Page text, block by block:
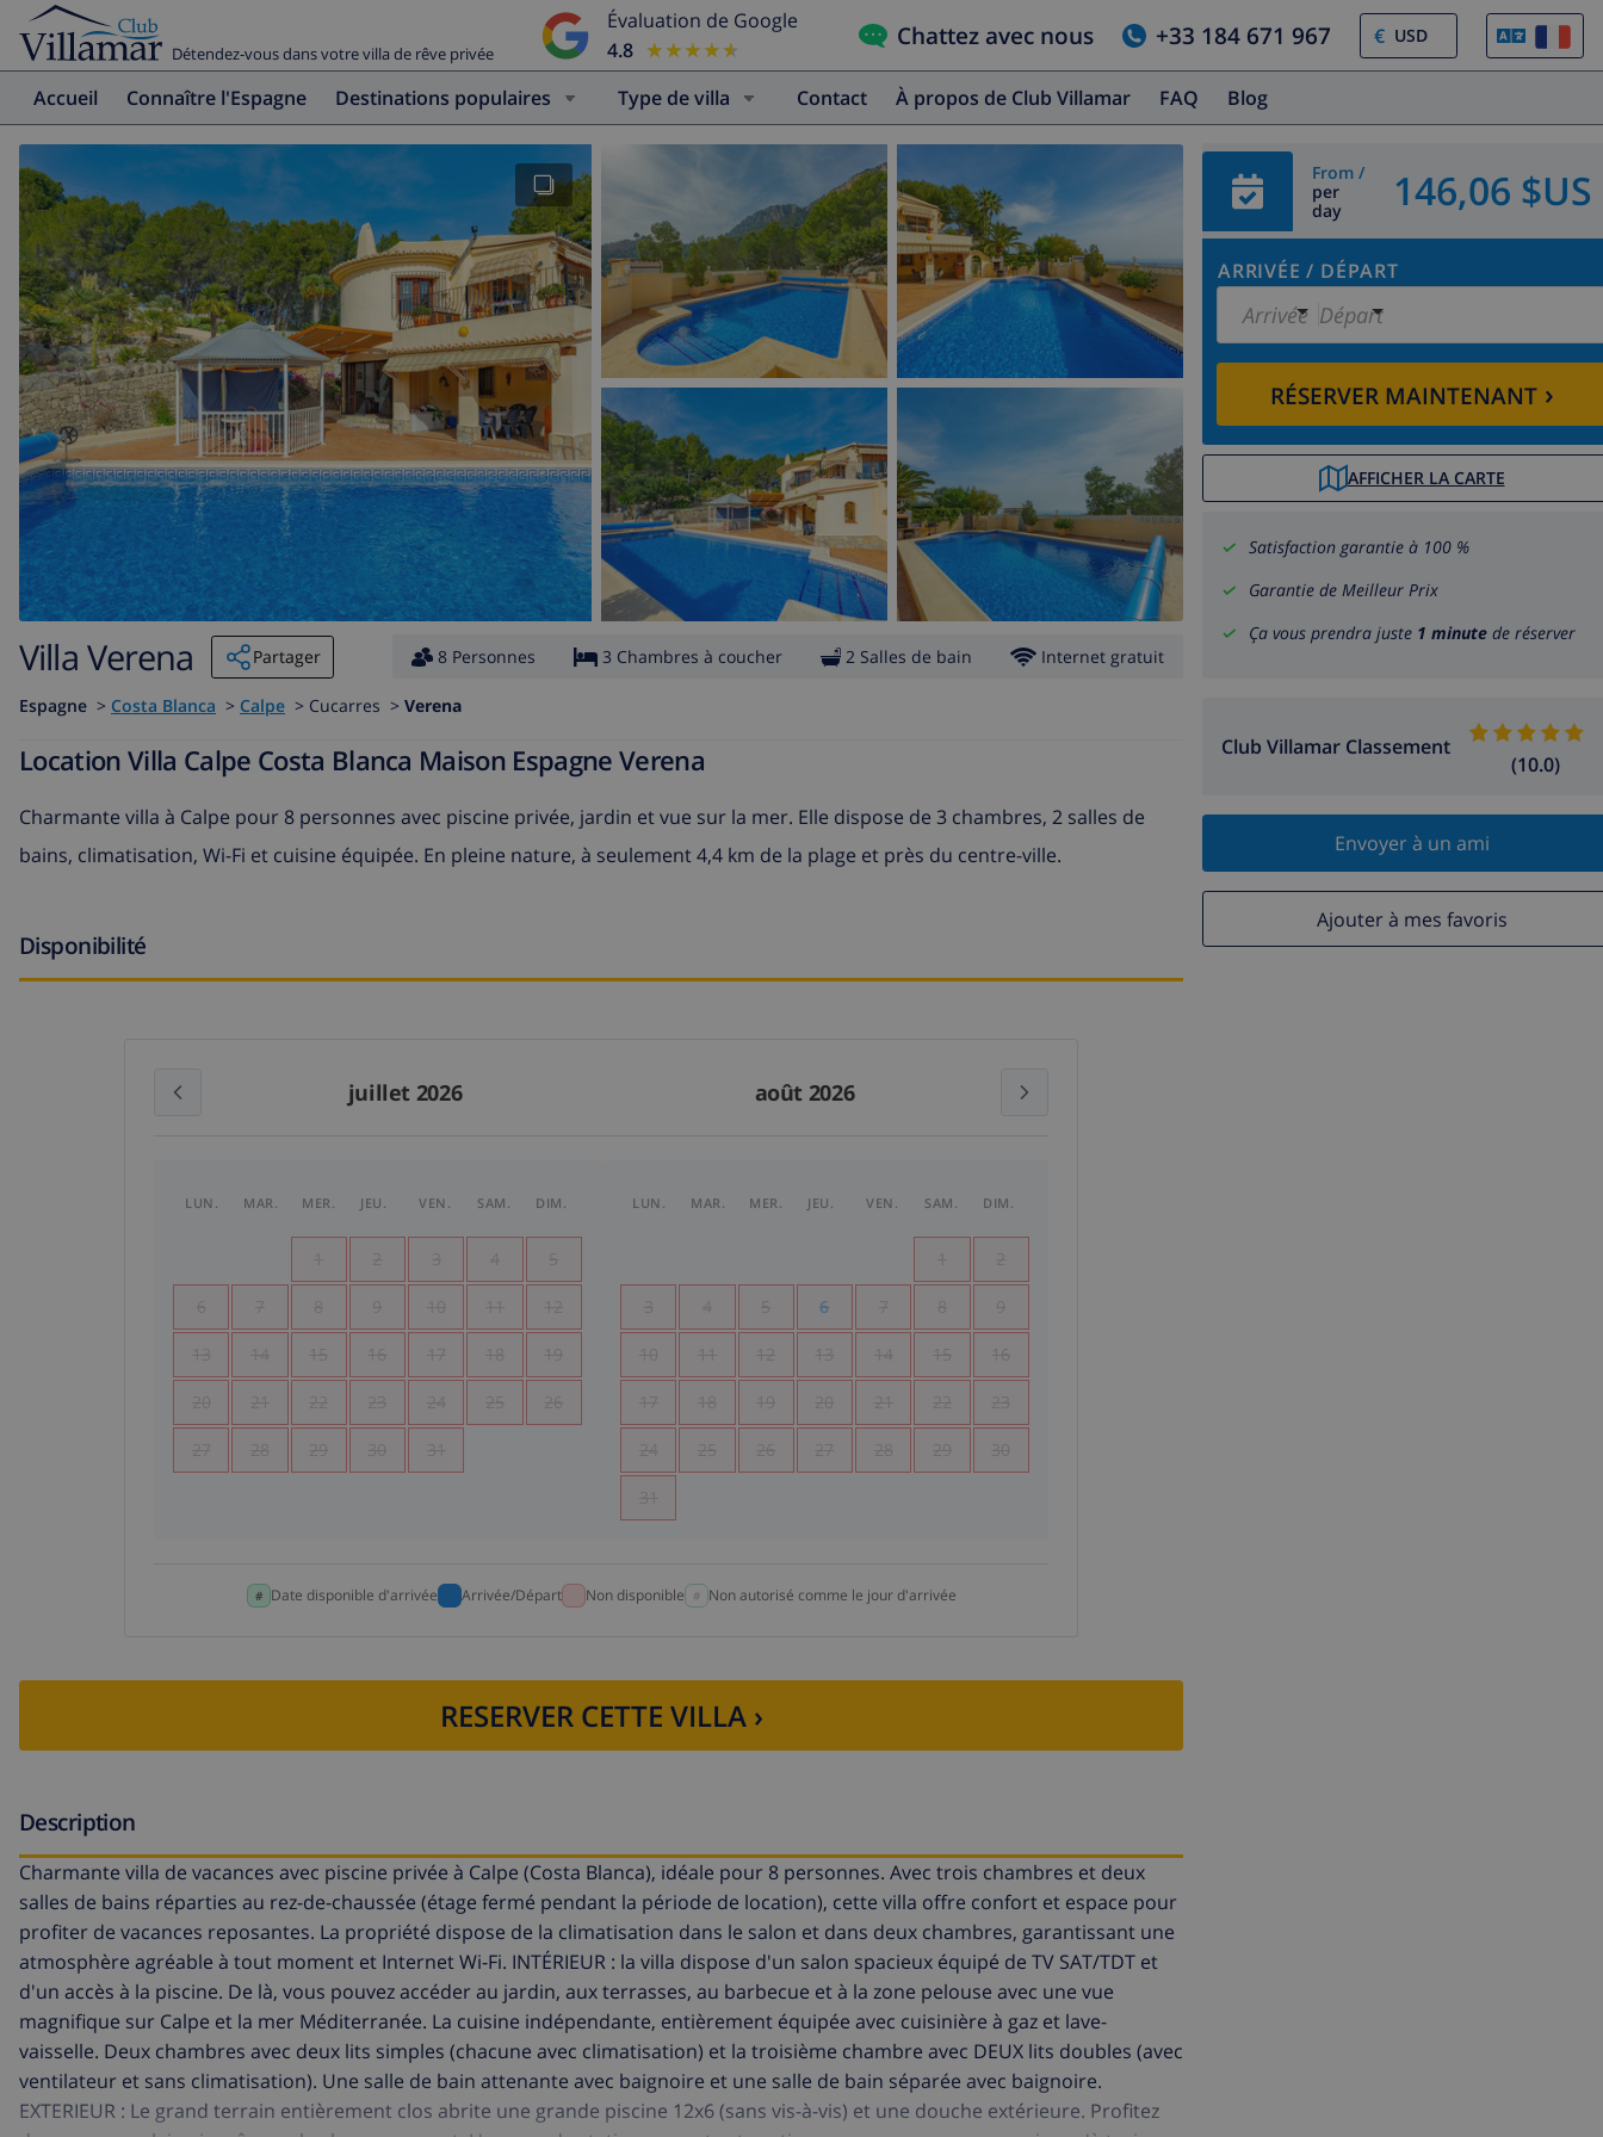
Détendez-vous dans votre villa de rêve privée
Évaluation de Google
4.8 ★★★★★
★★★★★ Chattez avec nous +33 184 671 967 €
Accueil Connaître l'Espagne Destinations populaires Type de villa Contact À propos de Club Villamar FAQ Blog
From /
per
day
146,06 $US
ARRIVÉE / DÉPART
Arrivée Départ
RÉSERVER MAINTENANT›
AFFICHER LA CARTE
Satisfaction garantie à 100 %
Garantie de Meilleur Prix
Ça vous prendra juste 1 minute de réserver
Club Villamar Classement
(10.0)
Envoyer à un ami
Ajouter à mes favoris
Villa Verena Partager 8 Personnes 3 Chambres à coucher 2 Salles de bain Internet gratuit
Espagne > Costa Blanca > Calpe > Cucarres > Verena
Location Villa Calpe Costa Blanca Maison Espagne Verena
Charmante villa à Calpe pour 8 personnes avec piscine privée, jardin et vue sur la mer. Elle dispose de 3 chambres, 2 salles de
bains, climatisation, Wi-Fi et cuisine équipée. En pleine nature, à seulement 4,4 km de la plage et près du centre-ville.
Disponibilité
juillet 2026 août 2026
LUN. MAR. MER. JEU. VEN. SAM. DIM.
1 2 3 4 5
6 7 8 9 10 11 12
13 14 15 16 17 18 19
20 21 22 23 24 25 26
27 28 29 30 31
LUN. MAR. MER. JEU. VEN. SAM. DIM.
1 2
3 4 5 6 7 8 9
10 11 12 13 14 15 16
17 18 19 20 21 22 23
24 25 26 27 28 29 30
31
Date disponible d'arrivée Arrivée/Départ Non disponible Non autorisé comme le jour d'arrivée
RESERVER CETTE VILLA ›
Description
Charmante villa de vacances avec piscine privée à Calpe (Costa Blanca), idéale pour 8 personnes. Avec trois chambres et deux
salles de bains réparties au rez-de-chaussée (étage fermé pendant la période de location), cette villa offre confort et espace pour
profiter de vacances reposantes. La propriété dispose de la climatisation dans le salon et dans deux chambres, garantissant une
atmosphère agréable à tout moment et Internet Wi-Fi. INTÉRIEUR : la villa dispose d'un salon spacieux équipé de TV SAT/TDT et
d'un accès à la piscine. De là, vous pouvez accéder au jardin, aux terrasses, au barbecue et à la zone pelouse avec une vue
magnifique sur Calpe et la mer Méditerranée. La cuisine indépendante, entièrement équipée avec cuisinière à gaz et lave-
vaisselle. Deux chambres avec deux lits simples (chacune avec climatisation) et la troisième chambre avec DEUX lits doubles (avec
ventilateur et sans climatisation). Une salle de bain attenante avec baignoire et une salle de bain séparée avec baignoire.
EXTERIEUR : Le grand terrain entièrement clos abrite une grande piscine 12x6 (sans vis-à-vis) et une douche extérieure. Profitez